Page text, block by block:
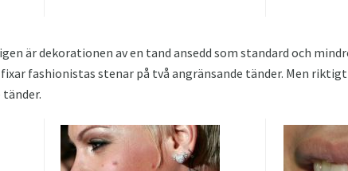
är dekorationen av en tand ansedd som standard och
fashionistas stenar på två angränsande tänder. Men